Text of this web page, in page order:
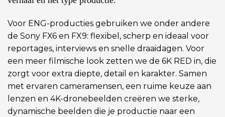
Voor ENG-producties gebruiken we onder andere
de Sony FX6 en FX9: flexibel, scherp en ideaal voor
reportages, interviews en snelle draaidagen. Voor
een meer filmische look zetten we de 6K RED in, die
zorgt voor extra diepte, detail en karakter. Samen
met ervaren cameramensen, een ruime keuze aan
lenzen en 4K-dronebeelden creëren we sterke,
dynamische beelden die je productie naar een